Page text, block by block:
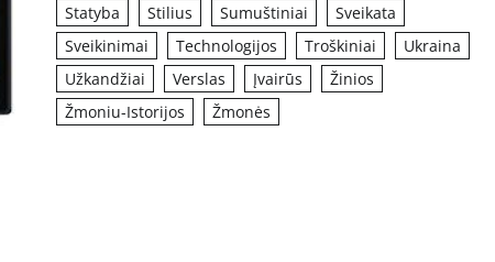
Statyba
Stilius Sumuštiniai
Sveikata
Sveikinimai
Technologijos Troškiniai
Ukraina
Užkandžiai
Verslas Įvairūs
Žinios
Žmoniu-Istorijos
Žmonės